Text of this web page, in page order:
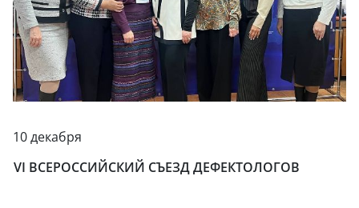
10 декабря
VI ВСЕРОССИЙСКИЙ СЪЕЗД ДЕФЕКТОЛОГОВ